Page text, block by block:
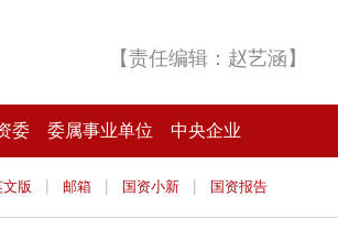
【责任编辑：赵艺涵】
委 委属事业单位 中央企业
文版 | 邮箱 | 国资小新 | 国资报告